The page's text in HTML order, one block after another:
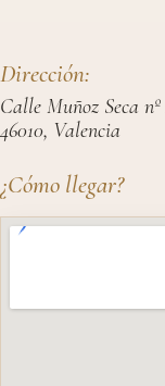
Dirección:
Calle Muñoz Seca nº
46010, Valencia
¿Cómo llegar?